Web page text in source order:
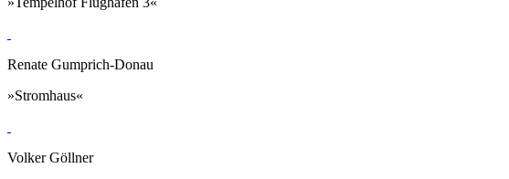
Renate Gumprich-Donau
»Stromhaus«
Volker Göllner